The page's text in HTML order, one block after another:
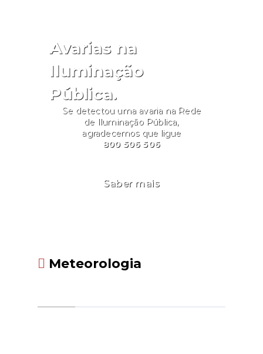
Avarias na
Iluminação
Pública.
Se detectou uma avaria na Rede
de Iluminação Pública,
agradecemos que ligue
800 506 506
Saber mais
Meteorologia